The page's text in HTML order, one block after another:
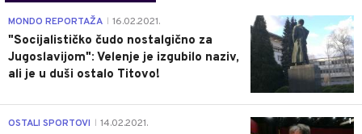
4
MONDO REPORTAŽA 16.02.2021.
"Socijalističko čudo nostalgično za
Jugoslavijom": Velenje je izgubilo naziv,
ali je u duši ostalo Titovo!
1
OSTALI SPORTOVI 14.02.2021.